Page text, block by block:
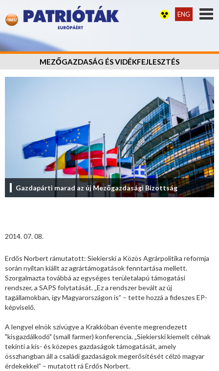
ENG
MEZŐGAZDASÁG ÉS VIDÉKFEJLESZTÉS
Gazdapárti marad az új Mezőgazdasági Bizottság
2014. 07. 08.
Erdős Norbert rámutatott: Siekierski a Közös Agrárpolitika reformja
során nyíltan kiállt az agrártámogatások fenntartása mellett.
Szorgalmazta továbbá az egységes területalapú támogatási
rendszer, a SAPS folytatását. „Ez a rendszer bevált az új
tagállamokban, így Magyarországon is” – tette hozzá a fideszes EP-
képviselő.
A lengyel elnök szívügye a Krakkóban évente megrendezett
"kisgazdálkodó" (small farmer) konferencia. „Siekierski kiemelt célnak
tekinti a kis- és közepes gazdaságok támogatását, amely
összhangban áll a családi gazdaságok megerősítését célzó magyar
érdekekkel” – mutatott rá Erdős Norbert.